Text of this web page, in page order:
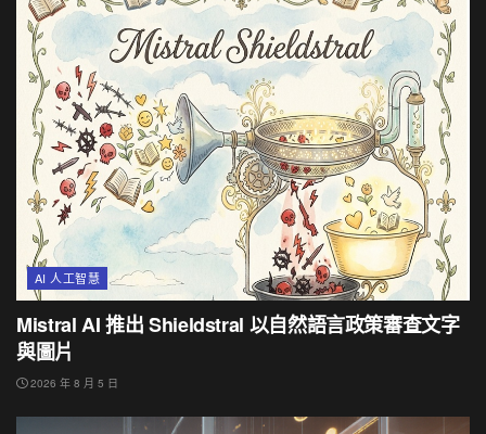
AI 人工智慧
Mistral AI 推出 Shieldstral 以自然語言政策審查文字
與圖片
2026 年 8 月 5 日